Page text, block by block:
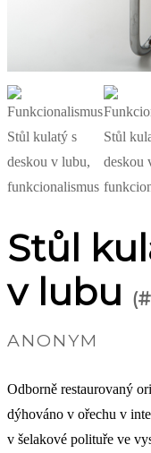
Stůl
v lubu
ANONYM
Odborně restaurovaný
dýhováno v ořechu v
v šelakové polituře ve